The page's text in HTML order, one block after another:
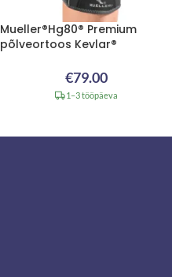
Mueller®Hg80® Premium
põlveortoos Kevlar®
€79.00
1–3 tööpäeva